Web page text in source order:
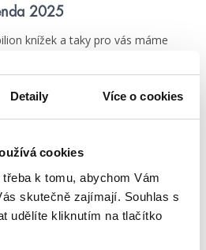
Detaily Více o cookies
cookies
k tomu, abychom Vám
skutečně zajímají. Souhlas s
udělíte kliknutím na tlačítko
2025
knížek a taky pro vás máme
citáty humbookfest
kvízy podcast